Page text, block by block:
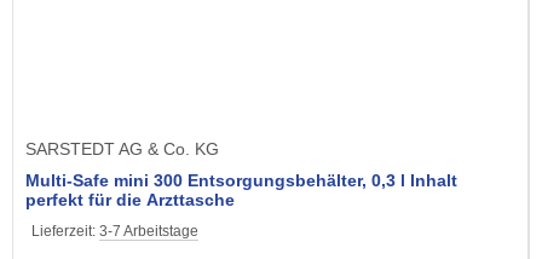
SARSTEDT AG & Co. KG
Multi-Safe mini 300 Entsorgungsbehälter, 0,3 l Inhalt
perfekt für die Arzttasche
Lieferzeit: 3-7 Arbeitstage